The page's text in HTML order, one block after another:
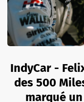
IndyCar -
des 500
marqué